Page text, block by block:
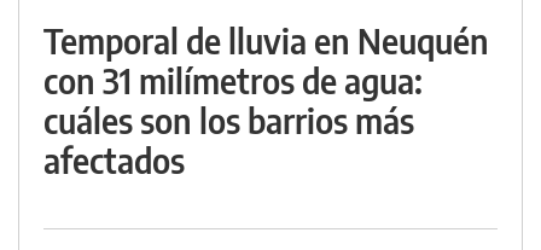
Temporal de lluvia en Neuquén
con 31 milímetros de agua:
cuáles son los barrios más
afectados